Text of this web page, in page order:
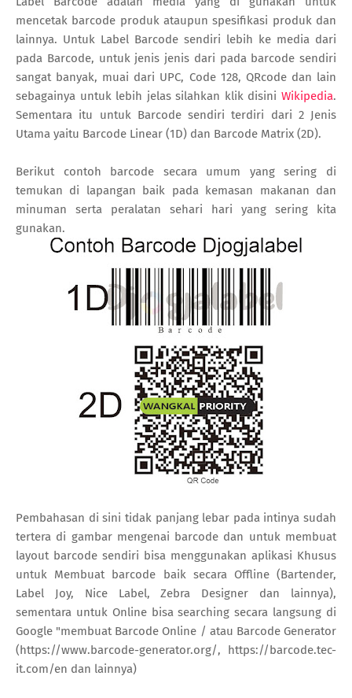
mencetak barcode produk ataupun spesifikasi produk dan
lainnya. Untuk Label Barcode sendiri lebih ke media dari
pada Barcode, untuk jenis jenis dari pada barcode sendiri
sangat banyak, muai dari UPC, Code 128, QRcode dan lain
sebagainya untuk lebih jelas silahkan klik disini Wikipedia.
Sementara itu untuk Barcode sendiri terdiri dari 2 Jenis
Utama yaitu Barcode Linear (1D) dan Barcode Matrix (2D).
Berikut contoh barcode secara umum yang sering di
temukan di lapangan baik pada kemasan makanan dan
minuman serta peralatan sehari hari yang sering kita
gunakan.
Pembahasan di sini tidak panjang lebar pada intinya sudah
tertera di gambar mengenai barcode dan untuk membuat
layout barcode sendiri bisa menggunakan aplikasi Khusus
untuk Membuat barcode baik secara Offline (Bartender,
Label Joy, Nice Label, Zebra Designer dan lainnya),
sementara untuk Online bisa searching secara langsung di
Google "membuat Barcode Online / atau Barcode Generator
(https://www.barcode-generator.org/, https://barcode.tec-
it.com/en dan lainnya)